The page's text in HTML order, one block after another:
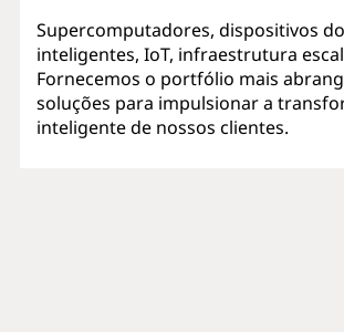
Supercomputadores, dispositivos
inteligentes, IoT, infraestrutura
Fornecemos o portfólio mais
soluções para impulsionar a
inteligente de nossos clientes.